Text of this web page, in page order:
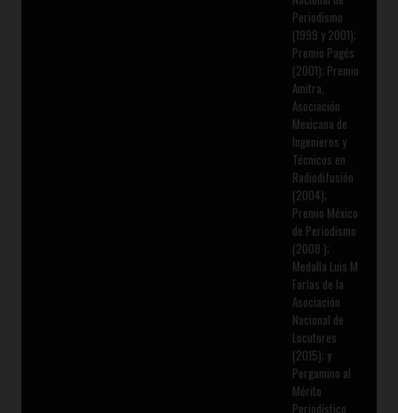
Periodismo
(1999 y 2001);
Premio Pagés
(2001); Premio
Amitra,
Asociación
Mexicana de
Ingenieros y
Técnicos en
Radiodifusión
(2004);
Premio México
de Periodismo
(2008 );
Medalla Luis M
Farías de la
Asociación
Nacional de
Locutores
(2015); y
Pergamino al
Mérito
Periodístico